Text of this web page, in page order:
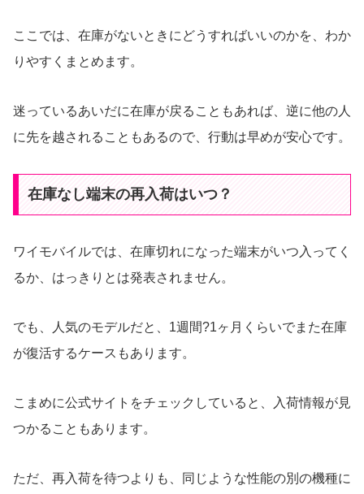
ここでは、在庫がないときにどうすればいいのかを、わか
りやすくまとめます。
迷っているあいだに在庫が戻ることもあれば、逆に他の人
に先を越されることもあるので、行動は早めが安心です。
在庫なし端末の再入荷はいつ？
ワイモバイルでは、在庫切れになった端末がいつ入ってく
るか、はっきりとは発表されません。
でも、人気のモデルだと、1週間?1ヶ月くらいでまた在庫
が復活するケースもあります。
こまめに公式サイトをチェックしていると、入荷情報が見
つかることもあります。
ただ、再入荷を待つよりも、同じような性能の別の機種に